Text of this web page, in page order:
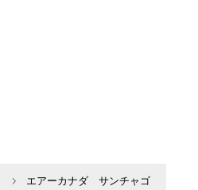
エアーカナダ サンチャゴ